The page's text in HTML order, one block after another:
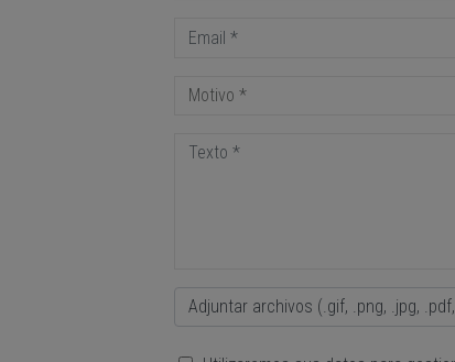
Motivo *
Adjuntar archivos (.gif, .png, .jpg,